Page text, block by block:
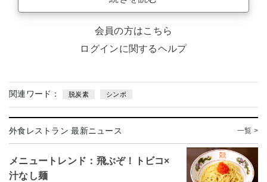
会員の方はこちら
ログインに関するヘルプ
関連ワード： 脱炭素 シンポ
外食レストラン 最新ニュース 一覧 >
メニュートレンド：飛ぶぞ！トビコ×
汁なし麺